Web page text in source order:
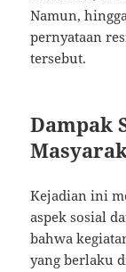
Namun,
pernyataan
tersebut.
Dampak
Kejadian ini
aspek sosial
bahwa
yang berlaku